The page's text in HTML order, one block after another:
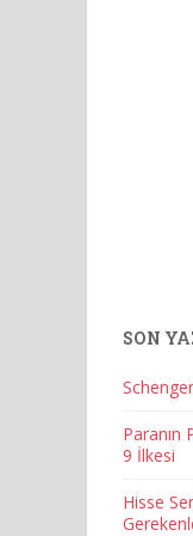
SON
Paranın
9 İlkesi
Hisse